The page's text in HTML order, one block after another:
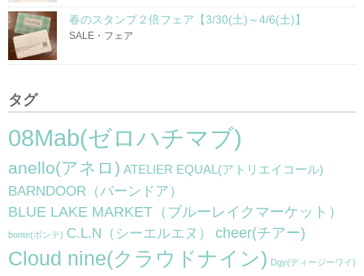
春のスタンプ２倍フェア【3/30(土)～4/6(土)】
SALE・フェア
タグ
08Mab(ゼロハチマブ)
anello(アネロ) ATELIER EQUAL(アトリエイコール)
BARNDOOR（バーンドア）
BLUE LAKE MARKET（ブルーレイクマーケット）
bonte(ボンテ) C.L.N（シーエルエヌ） cheer(チアー)
Cloud nine(クラウドナイン) Dgy(ディージーワイ)